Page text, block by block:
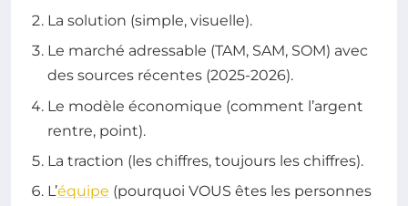
La solution (simple, visuelle).
Le marché adressable (TAM, SAM, SOM) avec
des sources récentes (2025-2026).
Le modèle économique (comment l’argent
rentre, point).
La traction (les chiffres, toujours les chiffres).
L’équipe (pourquoi VOUS êtes les personnes